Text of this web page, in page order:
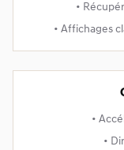
•
• Affichages
•
•